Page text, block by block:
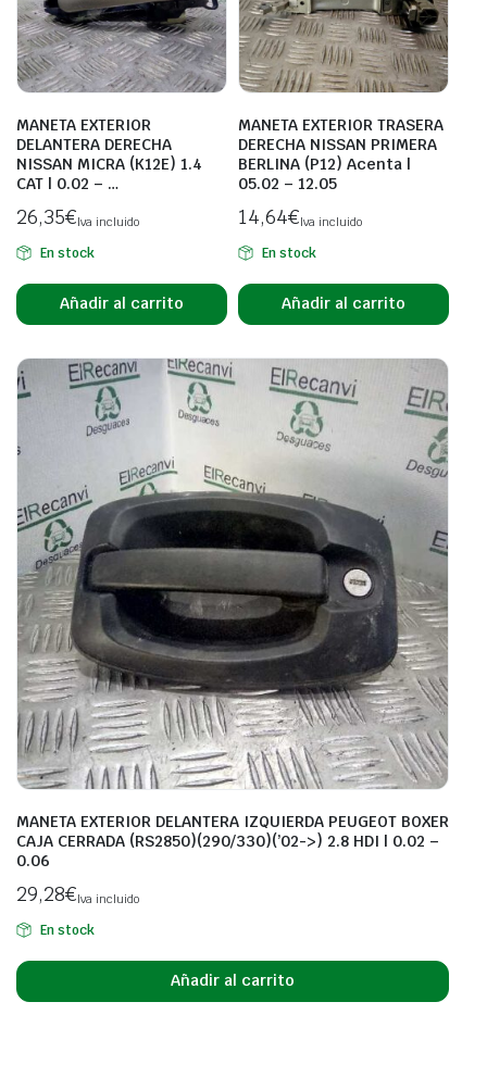
MANETA EXTERIOR
DELANTERA DERECHA
NISSAN MICRA (K12E) 1.4
CAT | 0.02 – …
26,35€Iva incluido
En stock
Añadir al carrito
MANETA EXTERIOR TRASERA
DERECHA NISSAN PRIMERA
BERLINA (P12) Acenta |
05.02 – 12.05
14,64€Iva incluido
En stock
Añadir al carrito
MANETA EXTERIOR DELANTERA IZQUIERDA PEUGEOT BOXER
CAJA CERRADA (RS2850)(290/330)(’02->) 2.8 HDI | 0.02 –
0.06
29,28€Iva incluido
En stock
Añadir al carrito